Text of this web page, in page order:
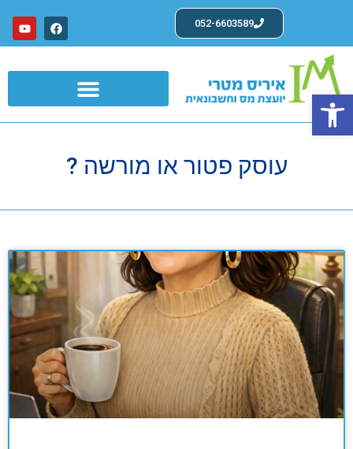
פתח סרגל נגישות
052-6603589
עוסק פטור או מורשה ?